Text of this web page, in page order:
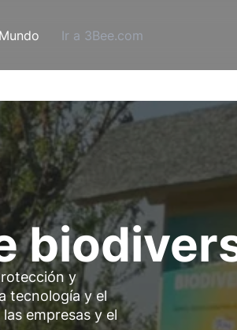
Ir a 3Bee.com
y
tecnología y el
empresas y el